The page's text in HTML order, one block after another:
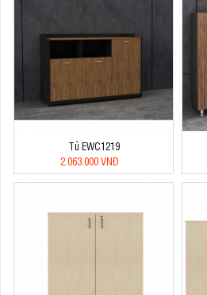
Tủ EWC1219
2.063.000 VNĐ